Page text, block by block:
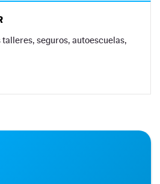
seguros, autoescuelas,